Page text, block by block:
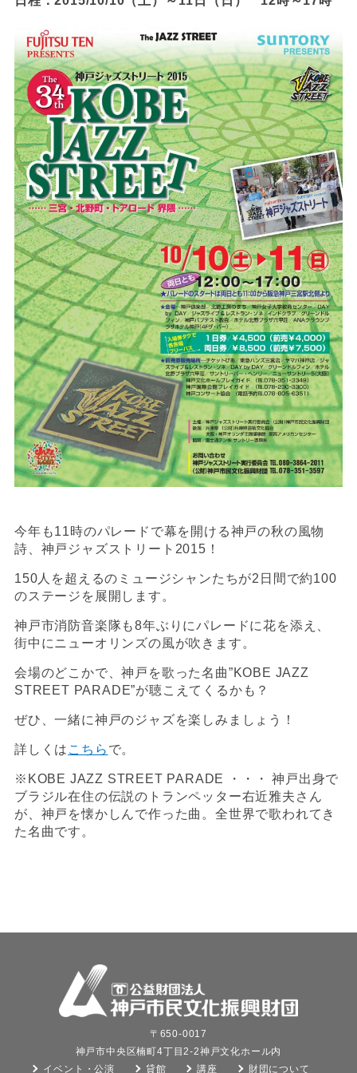
今年も11時のパレードで幕を開ける神戸の秋の風物
詩、神戸ジャズストリート2015！
150人を超えるのミュージシャンたちが2日間で約100
のステージを展開します。
神戸市消防音楽隊も8年ぶりにパレードに花を添え、
街中にニューオリンズの風が吹きます。
会場のどこかで、神戸を歌った名曲”KOBE JAZZ
STREET PARADE”が聴こえてくるかも？
ぜひ、一緒に神戸のジャズを楽しみましょう！
詳しくは こちら で。
※KOBE JAZZ STREET PARADE ・・・ 神戸出身で
ブラジル在住の伝説のトランペッター右近雅夫さん
が、神戸を懐かしんで作った曲。全世界で歌われてき
た名曲です。
〒650-0017
神戸市中央区楠町4丁目2-2神戸文化ホール内
イベント・公演
貸館 講座 財団について